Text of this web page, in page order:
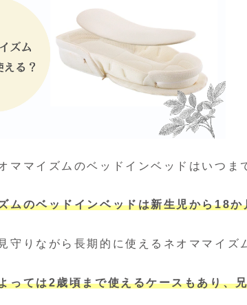
ママイズムのベッドインベッドはいつま
ムのベッドインベッドは新生児から18
守りながら長期的に使えるネオママイ
っては2歳頃まで使えるケースもあり、